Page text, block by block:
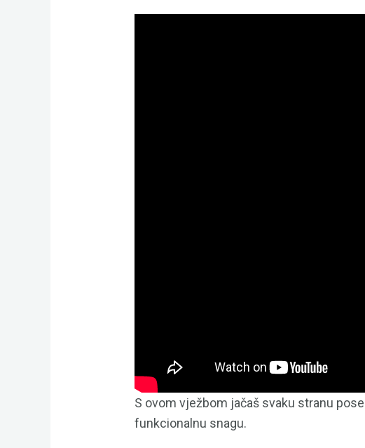
S ovom vježbom jačaš svaku stranu
funkcionalnu snagu.